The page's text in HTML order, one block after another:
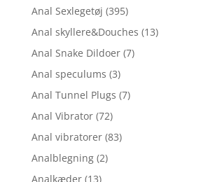
Anal Sexlegetøj (395)
Anal skyllere&Douches (13)
Anal Snake Dildoer (7)
Anal speculums (3)
Anal Tunnel Plugs (7)
Anal Vibrator (72)
Anal vibratorer (83)
Analblegning (2)
Analkæder (13)